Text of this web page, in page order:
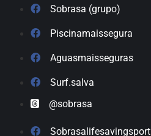
Sobrasa (grupo)
Piscinamaissegura
Aguasmaisseguras
Surf.salva
@sobrasa
Sobrasalifesavingsport